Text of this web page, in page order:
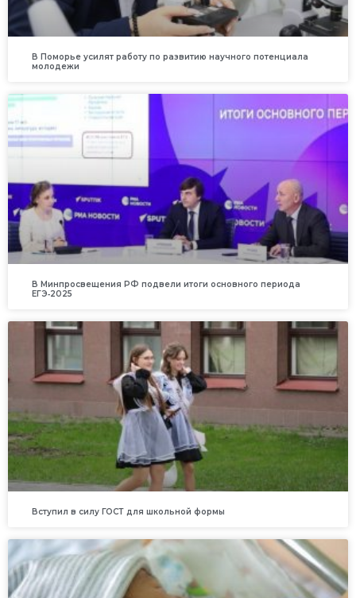
В Поморье усилят работу по развитию научного потенциала
молодежи
В Минпросвещения РФ подвели итоги основного периода
ЕГЭ‑2025
Вступил в силу ГОСТ для школьной формы